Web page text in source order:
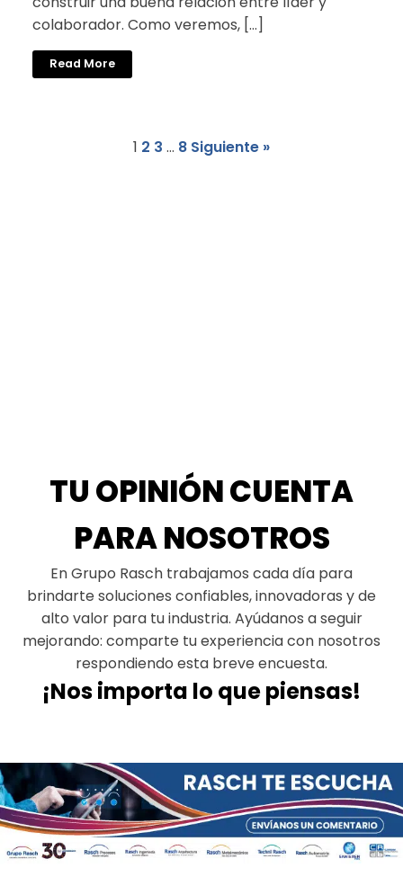
colaborador. Como veremos, […]
Read More
1 2 3 … 8 Siguiente »
TU OPINIÓN CUENTA
PARA NOSOTROS
En Grupo Rasch trabajamos cada día para
brindarte soluciones confiables, innovadoras y de
alto valor para tu industria. Ayúdanos a seguir
mejorando: comparte tu experiencia con nosotros
respondiendo esta breve encuesta.
¡Nos importa lo que piensas!